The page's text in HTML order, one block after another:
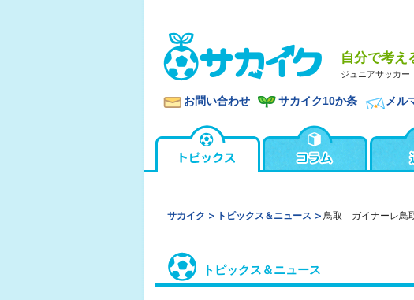
自分で考え
ジュニアサッカー
お問い合わせ サカイク10か条 メル
サカイク トピックス＆ニュース 鳥取 ガイナーレ鳥
トピックス＆ニュース